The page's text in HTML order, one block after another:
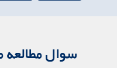
سوال مطالعه